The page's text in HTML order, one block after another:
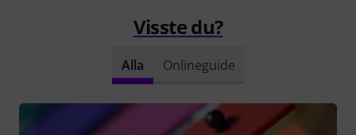
Visste du?
Alla Onlineguide